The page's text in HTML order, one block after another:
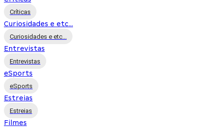
Críticas
Curiosidades e etc...
Curiosidades e etc...
Entrevistas
Entrevistas
eSports
eSports
Estreias
Estreias
Filmes